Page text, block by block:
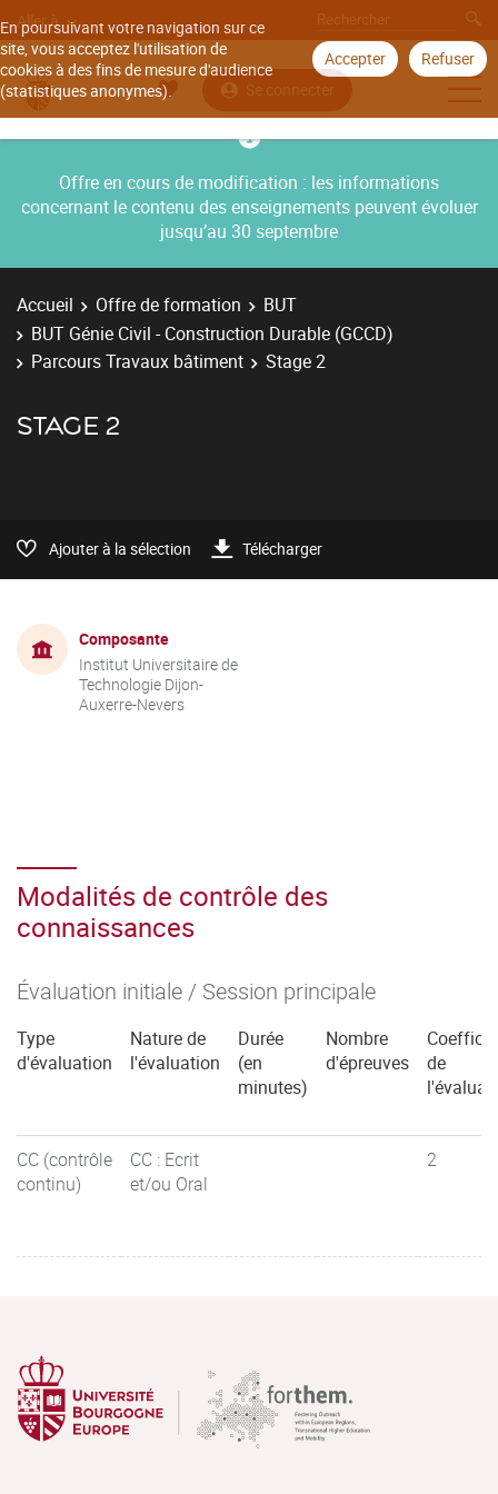
En poursuivant votre navigation sur ce
site, vous acceptez l'utilisation de
cookies à des fins de mesure d'audience
(statistiques anonymes).
Accepter Refuser
Aller à
Se connecter
Offre en cours de modification : les informations
concernant le contenu des enseignements peuvent évoluer
jusqu’au 30 septembre
Accueil Offre de formation
BUT
BUT Génie Civil - Construction Durable (GCCD)
Parcours Travaux bâtiment
Stage 2
STAGE 2
Ajouter à la sélection Télécharger
Composante
Institut Universitaire de
Technologie Dijon-
Auxerre-Nevers
Modalités de contrôle des
connaissances
Évaluation initiale / Session principale
Type
d'évaluation
Nature de
l'évaluation
Durée
(en
minutes)
Nombre
d'épreuves
de
CC (contrôle
continu)
CC : Ecrit
et/ou Oral
2